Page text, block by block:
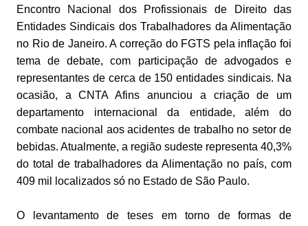
Encontro Nacional dos Profissionais de Direito das
Entidades Sindicais dos Trabalhadores da Alimentação
no Rio de Janeiro. A correção do FGTS pela inflação foi
tema de debate, com participação de advogados e
representantes de cerca de 150 entidades sindicais. Na
ocasião, a CNTA Afins anunciou a criação de um
departamento internacional da entidade, além do
combate nacional aos acidentes de trabalho no setor de
bebidas. Atualmente, a região sudeste representa 40,3%
do total de trabalhadores da Alimentação no país, com
409 mil localizados só no Estado de São Paulo.
O levantamento de teses em torno de formas de